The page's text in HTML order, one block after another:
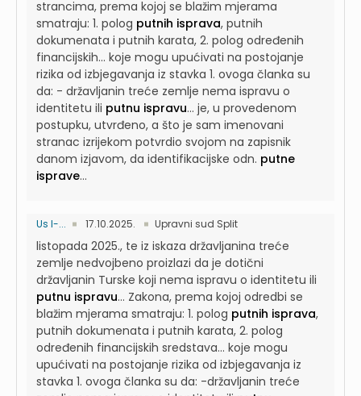
strancima, prema kojoj se blažim mjerama
smatraju: 1. polog putnih isprava, putnih
dokumenata i putnih karata, 2. polog određenih
financijskih... koje mogu upućivati na postojanje
rizika od izbjegavanja iz stavka 1. ovoga članka su
da: - državljanin treće zemlje nema ispravu o
identitetu ili putnu ispravu... je, u provedenom
postupku, utvrđeno, a što je sam imenovani
stranac izrijekom potvrdio svojom na zapisnik
danom izjavom, da identifikacijske odn. putne
isprave...
Us I-... 17.10.2025. Upravni sud Split
listopada 2025., te iz iskaza državljanina treće
zemlje nedvojbeno proizlazi da je dotični
državljanin Turske koji nema ispravu o identitetu ili
putnu ispravu... Zakona, prema kojoj odredbi se
blažim mjerama smatraju: 1. polog putnih isprava,
putnih dokumenata i putnih karata, 2. polog
određenih financijskih sredstava... koje mogu
upućivati na postojanje rizika od izbjegavanja iz
stavka 1. ovoga članka su da: -državljanin treće